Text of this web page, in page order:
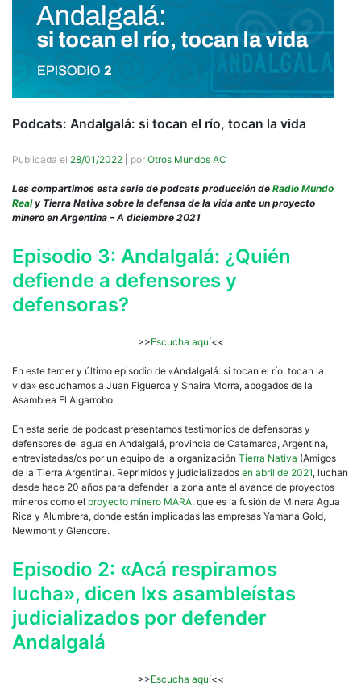
Podcats: Andalgalá: si tocan el río, tocan la vida
Publicada el 28/01/2022 por Otros Mundos AC
Les compartimos esta serie de podcats producción de Radio Mundo
Realy Tierra Nativa sobre la defensa de la vida ante un proyecto
minero en Argentina – A diciembre 2021
Episodio 3: Andalgalá: ¿Quién
defiende a defensores y
defensoras?
>>Escucha aquí<<
En este tercer y último episodio de «Andalgalá: si tocan el río, tocan la
vida» escuchamos a Juan Figueroa y Shaira Morra, abogados de la
Asamblea El Algarrobo.
En esta serie de podcast presentamos testimonios de defensoras y
defensores del agua en Andalgalá, provincia de Catamarca, Argentina,
entrevistadas/os por un equipo de la organización Tierra Nativa (Amigos
de la Tierra Argentina). Reprimidos y judicializados en abril de 2021, luchan
desde hace 20 años para defender la zona ante el avance de proyectos
mineros como el proyecto minero MARA, que es la fusión de Minera Agua
Rica y Alumbrera, donde están implicadas las empresas Yamana Gold,
Newmont y Glencore.
Episodio 2: «Acá respiramos
lucha», dicen lxs asambleístas
judicializados por defender
Andalgalá
>>Escucha aquí<<